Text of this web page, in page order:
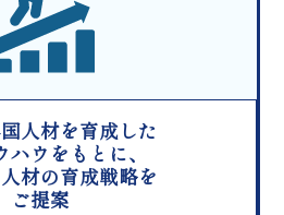
人材を育成した
ハウをもとに、
材の育成戦略を
ご提案